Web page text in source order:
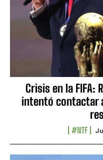
Crisis en la
intentó contactar
#NTF